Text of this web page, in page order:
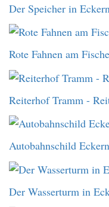
Der Speicher in
Rote Fahnen am
Reiterhof Tramm -
Autobahnschild
Der Wasserturm in